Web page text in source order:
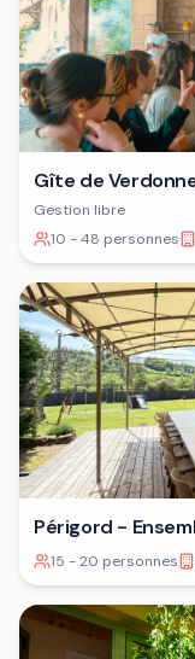
Gîte de
Gestion libre
10 - 48 personnes
Périgord -
personnes⁷
15 - 20 personnes